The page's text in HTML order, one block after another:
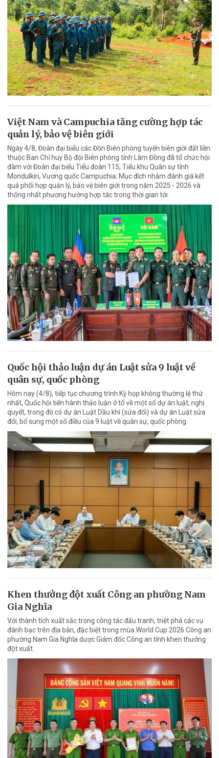
Việt Nam và Campuchia tăng cường hợp tác
quản lý, bảo vệ biên giới
Ngày 4/8, Đoàn đại biểu các Đồn Biên phòng tuyến biên giới đất liền
thuộc Ban Chỉ huy Bộ đội Biên phòng tỉnh Lâm Đồng đã tổ chức hội
đàm với Đoàn đại biểu Tiểu đoàn 115, Tiểu khu Quân sự tỉnh
Mondulkiri, Vương quốc Campuchia. Mục đích nhằm đánh giá kết
quả phối hợp quản lý, bảo vệ biên giới trong năm 2025 - 2026 và
thống nhất phương hướng hợp tác trong thời gian tới.
Quốc hội thảo luận dự án Luật sửa 9 luật về
quân sự, quốc phòng
Hôm nay (4/8), tiếp tục chương trình Kỳ họp không thường lệ thứ
nhất, Quốc hội tiến hành thảo luận ở tổ về một số dự án luật, nghị
quyết, trong đó có dự án Luật Dầu khí (sửa đổi) và dự án Luật sửa
đổi, bổ sung một số điều của 9 luật về quân sự, quốc phòng.
Khen thưởng đột xuất Công an phường Nam
Gia Nghĩa
Với thành tích xuất sắc trong công tác đấu tranh, triệt phá các vụ
đánh bạc trên địa bàn, đặc biệt trong mùa World Cup 2026 Công an
phường Nam Gia Nghĩa dược Giám đốc Công an tỉnh khen thưởng
đột xuất.